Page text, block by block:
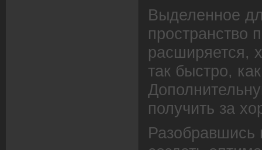
Выделенное
пространство
расширяется,
так быстро,
получить за
Разобравшись